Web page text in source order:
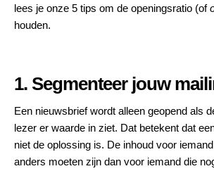
lees je onze 5 tips om de openingsratio (of
houden.
1. Segmenteer jouw
Een nieuwsbrief wordt alleen geopend als
lezer er waarde in ziet. Dat betekent dat
niet de oplossing is. De inhoud voor
anders moeten zijn dan voor iemand die